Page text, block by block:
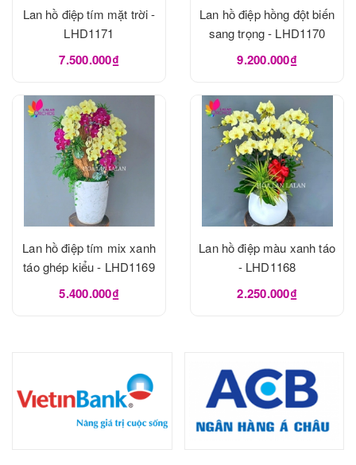
Lan hồ điệp tím mặt trời -
LHD1171
7.500.000₫
Lan hồ điệp hồng đột biến
sang trọng - LHD1170
9.200.000₫
Lan hồ điệp tím mix xanh
táo ghép kiểu - LHD1169
5.400.000₫
Lan hồ điệp màu xanh táo
- LHD1168
2.250.000₫